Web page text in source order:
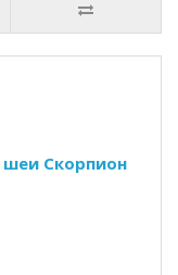
Скорпион